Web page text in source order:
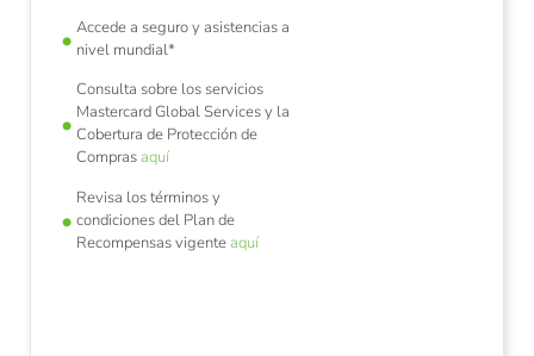
Accede a seguro y asistencias a
nivel mundial*
Consulta sobre los servicios
Mastercard Global Services y la
Cobertura de Protección de
Comprasaquí
Revisa los términos y
condiciones del Plan de
Recompensas vigenteaquí